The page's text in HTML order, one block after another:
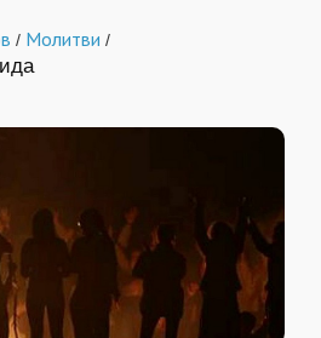
/ Молитви /